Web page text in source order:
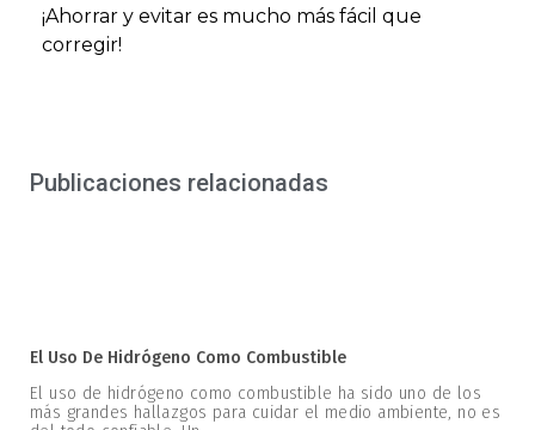
¡Ahorrar y evitar es mucho más fácil que
corregir!
Publicaciones relacionadas
El Uso De Hidrógeno Como Combustible
El uso de hidrógeno como combustible ha sido uno de los
más grandes hallazgos para cuidar el medio ambiente, no es